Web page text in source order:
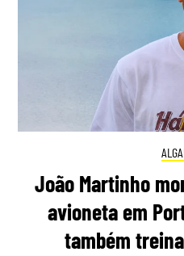
João Martinho
avioneta em
também